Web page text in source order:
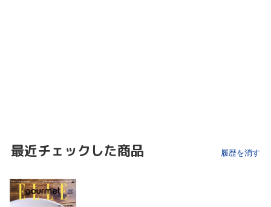
最近チェックした商品 履歴を消す